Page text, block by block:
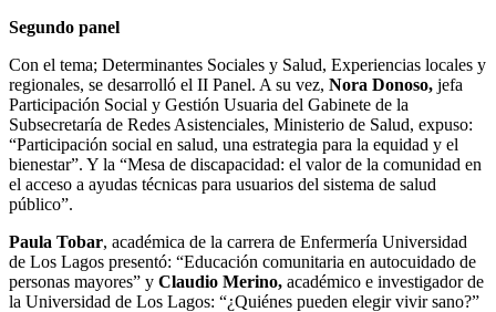
Segundo panel
Con el tema; Determinantes Sociales y Salud, Experiencias locales y
regionales, se desarrolló el II Panel. A su vez, Nora Donoso, jefa
Participación Social y Gestión Usuaria del Gabinete de la
Subsecretaría de Redes Asistenciales, Ministerio de Salud, expuso:
“Participación social en salud, una estrategia para la equidad y el
bienestar”. Y la “Mesa de discapacidad: el valor de la comunidad en
el acceso a ayudas técnicas para usuarios del sistema de salud
público”.
Paula Tobar, académica de la carrera de Enfermería Universidad
de Los Lagos presentó: “Educación comunitaria en autocuidado de
personas mayores” y Claudio Merino, académico e investigador de
la Universidad de Los Lagos: “¿Quiénes pueden elegir vivir sano?”